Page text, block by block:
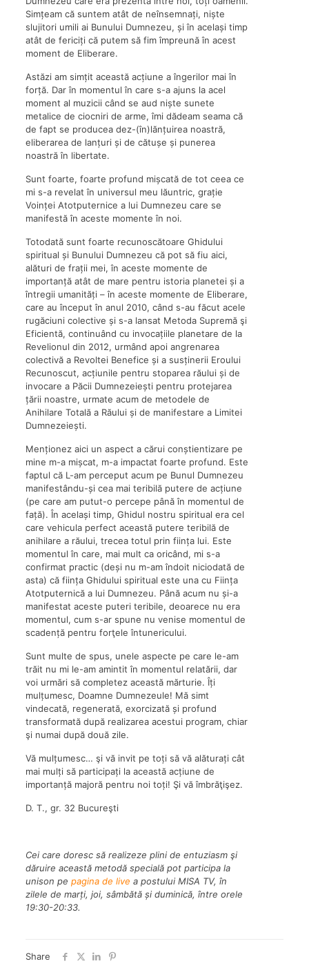
Simțeam că suntem atât de neînsemnați, niște
slujitori umili ai Bunului Dumnezeu, și în același timp
atât de fericiți că putem să fim împreună în acest
moment de Eliberare.
Astăzi am simțit această acțiune a îngerilor mai în
forță. Dar în momentul în care s-a ajuns la acel
moment al muzicii când se aud niște sunete
metalice de ciocniri de arme, îmi dădeam seama că
de fapt se producea dez-(în)lănțuirea noastră,
eliberarea de lanțuri și de cătușe și punerea
noastră în libertate.
Sunt foarte, foarte profund mișcată de tot ceea ce
mi s-a revelat în universul meu lăuntric, grație
Voinței Atotputernice a lui Dumnezeu care se
manifestă în aceste momente în noi.
Totodată sunt foarte recunoscătoare Ghidului
spiritual și Bunului Dumnezeu că pot să fiu aici,
alături de frații mei, în aceste momente de
importanță atât de mare pentru istoria planetei și a
întregii umanități – în aceste momente de Eliberare,
care au început în anul 2010, când s-au făcut acele
rugăciuni colective și s-a lansat Metoda Supremă şi
Eficientă, continuând cu invocațiile planetare de la
Revelionul din 2012, urmând apoi angrenarea
colectivă a Revoltei Benefice și a susținerii Eroului
Recunoscut, acțiunile pentru stoparea răului și de
invocare a Păcii Dumnezeiești pentru protejarea
țării noastre, urmate acum de metodele de
Anihilare Totală a Răului și de manifestare a Limitei
Dumnezeiești.
Menționez aici un aspect a cărui conștientizare pe
mine m-a mișcat, m-a impactat foarte profund. Este
faptul că L-am perceput acum pe Bunul Dumnezeu
manifestându-și cea mai teribilă putere de acțiune
(pe care am putut-o percepe până în momentul de
față). În același timp, Ghidul nostru spiritual era cel
care vehicula perfect această putere teribilă de
anihilare a răului, trecea totul prin ființa lui. Este
momentul în care, mai mult ca oricând, mi s-a
confirmat practic (deși nu m-am îndoit niciodată de
asta) că ființa Ghidului spiritual este una cu Ființa
Atotputernică a lui Dumnezeu. Până acum nu și-a
manifestat aceste puteri teribile, deoarece nu era
momentul, cum s-ar spune nu venise momentul de
scadență pentru forţele întunericului.
Sunt multe de spus, unele aspecte pe care le-am
trăit nu mi le-am amintit în momentul relatării, dar
voi urmări să completez această mărturie. Îți
mulțumesc, Doamne Dumnezeule! Mă simt
vindecată, regenerată, exorcizată și profund
transformată după realizarea acestui program, chiar
şi numai după două zile.
Vă mulțumesc… şi vă invit pe toți să vă alăturați cât
mai mulți să participați la această acțiune de
importanță majoră pentru noi toți! Şi vă îmbrăţişez.
D. T., gr. 32 Bucureşti
Cei care doresc să realizeze plini de entuziasm şi
dăruire această metodă specială pot participa la
unison pe pagina de live a postului MISA TV, în
zilele de marți, joi, sâmbătă și duminică, între orele
19:30-20:33.
Share